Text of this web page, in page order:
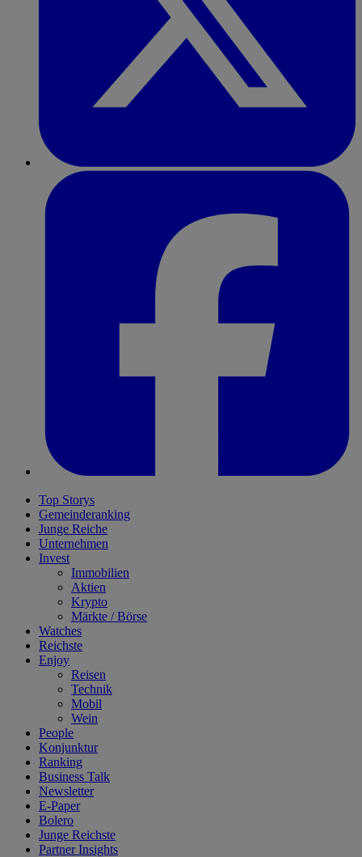
Top Storys
Gemeinderanking
Junge Reiche
Unternehmen
Invest
Immobilien
Aktien
Krypto
Märkte / Börse
Watches
Reichste
Enjoy
Reisen
Technik
Mobil
Wein
People
Konjunktur
Ranking
Business Talk
Newsletter
E-Paper
Bolero
Junge Reichste
Partner Insights